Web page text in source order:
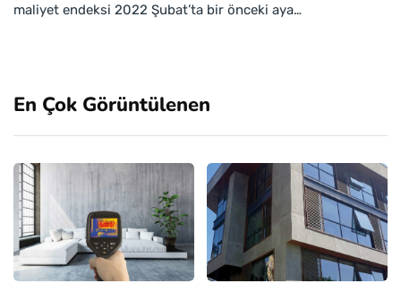
maliyet endeksi 2022 Şubat’ta bir önceki aya…
En Çok Görüntülenen